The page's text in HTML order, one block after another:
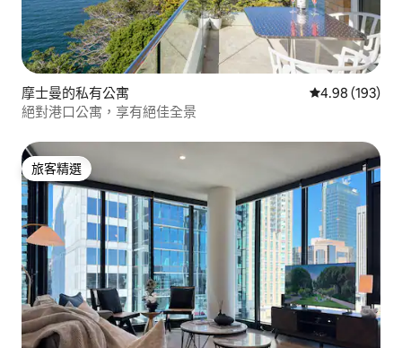
摩士曼的私有公寓 從 193 則評價
4.98 (193)
絕對港口公寓，享有絕佳全景
旅客精選
旅客精選